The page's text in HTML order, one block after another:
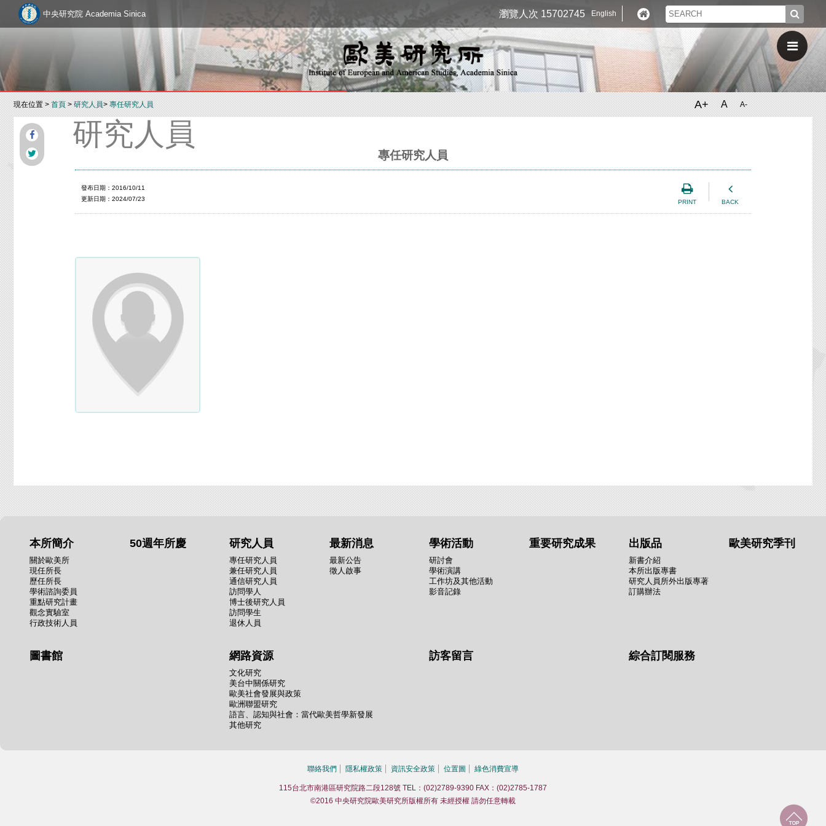
中央研究院 Academia Sinica 瀏覽人次 15702745 English
現在位置 >首頁>研究人員>專任研究人員 A+ A A-
研究人員
專任研究人員
PRINT BACK
發布日期：2016/10/11
更新日期：2024/07/23
本所簡介
關於歐美所
現任所長
歷任所長
學術諮詢委員
重點研究計畫
觀念實驗室
行政技術人員
50週年所慶 研究人員
專任研究人員
兼任研究人員
通信研究人員
訪問學人
博士後研究人員
訪問學生
退休人員
最新消息
最新公告
徵人啟事
學術活動
研討會
學術演講
工作坊及其他活動
影音記錄
重要研究成果 出版品
新書介紹
本所出版專書
研究人員所外出版專著
訂購辦法
歐美研究季刊
圖書館 網路資源
文化研究
美台中關係研究
歐美社會發展與政策
歐洲聯盟研究
語言、認知與社會：當代歐美哲學新發展
其他研究
訪客留言 綜合訂閱服務
聯絡我們 隱私權政策 資訊安全政策 位置圖 綠色消費宣導
115台北市南港區研究院路二段128號 TEL：(02)2789-9390 FAX：(02)2785-1787
©2016 中央研究院歐美研究所版權所有 未經授權 請勿任意轉載